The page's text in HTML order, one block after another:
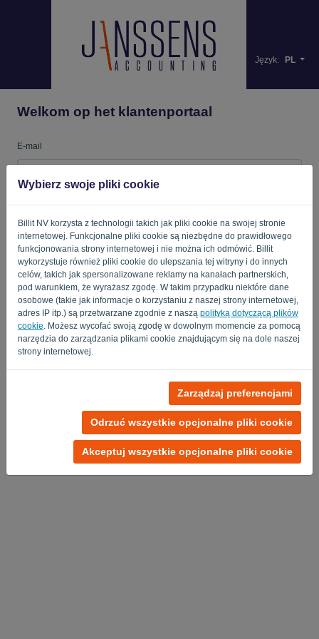
Wybierz swoje pliki cookie
Billit NV korzysta z technologii takich jak pliki cookie na swojej stronie
internetowej. Funkcjonalne pliki cookie są niezbędne do prawidłowego
funkcjonowania strony internetowej i nie można ich odmówić. Billit
wykorzystuje również pliki cookie do ulepszania tej witryny i do innych
celów, takich jak spersonalizowane reklamy na kanałach partnerskich,
pod warunkiem, że wyrażasz zgodę. W takim przypadku niektóre dane
osobowe (takie jak informacje o korzystaniu z naszej strony internetowej,
adres IP itp.) są przetwarzane zgodnie z naszą polityką dotyczącą plików
cookie . Możesz wycofać swoją zgodę w dowolnym momencie za pomocą
narzędzia do zarządzania plikami cookie znajdującym się na dole naszej
strony internetowej.
Zarządzaj preferencjami
Odrzuć wszystkie opcjonalne pliki cookie
Akceptuj wszystkie opcjonalne pliki cookie
Język: PL
Welkom op het klantenportaal
E-mail
Przypomnij mi Zapomniane hasło?
ZALOGUJ SIĘ